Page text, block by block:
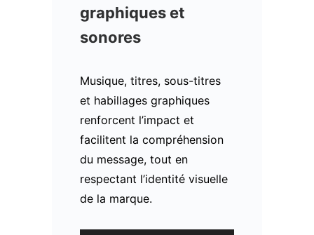
graphiques et
sonores
Musique, titres, sous-titres
et habillages graphiques
renforcent l’impact et
facilitent la compréhension
du message, tout en
respectant l’identité visuelle
de la marque.